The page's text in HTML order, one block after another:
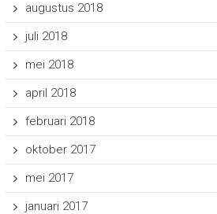
augustus 2018
juli 2018
mei 2018
april 2018
februari 2018
oktober 2017
mei 2017
januari 2017